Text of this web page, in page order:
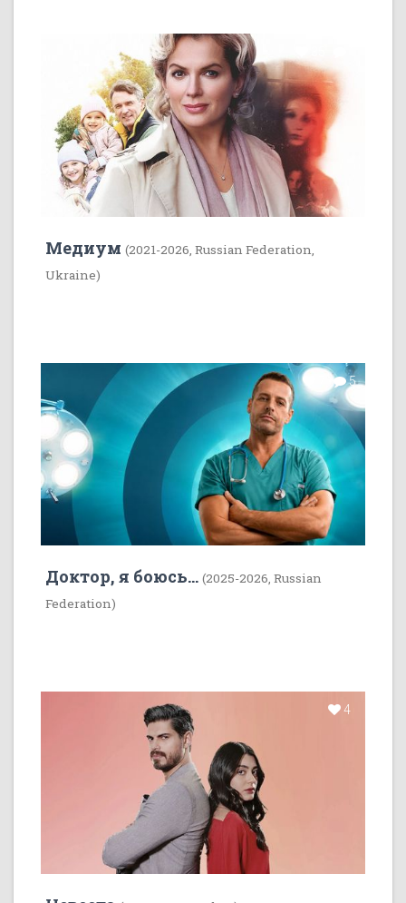
Медиум (2021-2026, Russian Federation,
Ukraine)
7 5
Доктор, я боюсь... (2025-2026, Russian
Federation)
4